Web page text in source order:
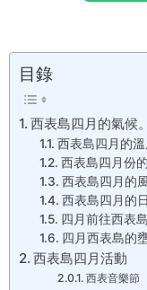
目錄
西表島四月的氣候。
西表島四月的溫
西表島四月份
西表島四月的
西表島四月的
四月前往西表
四月西表島的
西表島四月活動
西表音樂節